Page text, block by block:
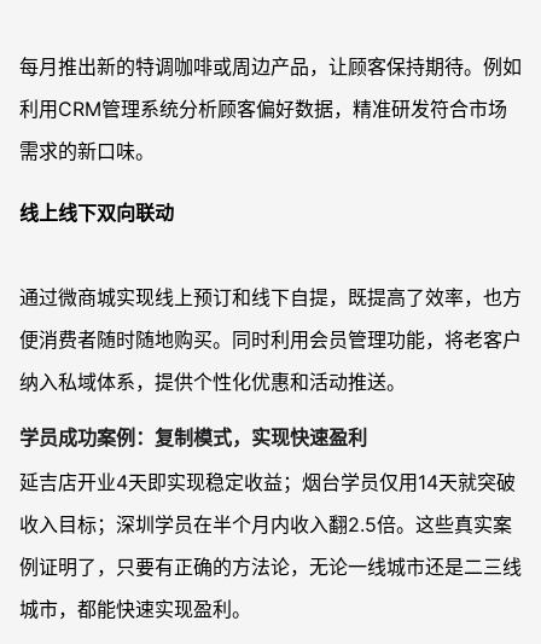
每月推出新的特调咖啡或周边产品，让顾客保持期待。例如
利用CRM管理系统分析顾客偏好数据，精准研发符合市场
需求的新口味。
线上线下双向联动
通过微商城实现线上预订和线下自提，既提高了效率，也方
便消费者随时随地购买。同时利用会员管理功能，将老客户
纳入私域体系，提供个性化优惠和活动推送。
学员成功案例：复制模式，实现快速盈利
延吉店开业4天即实现稳定收益；烟台学员仅用14天就突破
收入目标；深圳学员在半个月内收入翻2.5倍。这些真实案
例证明了，只要有正确的方法论，无论一线城市还是二三线
城市，都能快速实现盈利。